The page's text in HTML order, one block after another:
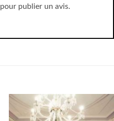
pour publier un avis.